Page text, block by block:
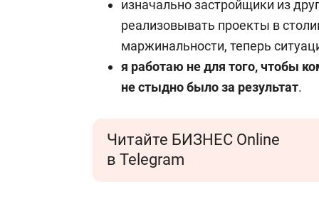
изначально застройщики из
реализовывать проекты в
маржинальности, теперь
я работаю не для того, чтобы
не стыдно было за результат.
Читайте БИЗНЕС Online
в Telegram